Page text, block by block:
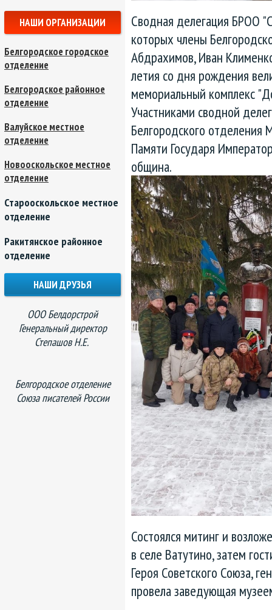
Сводная делегация БРОО
которых члены
Абдрахимов, Иван
летия со дня рождения
мемориальный комплекс
Участниками сводной
Белгородского отделения
Памяти Государя
община.
Состоялся митинг и
в селе Ватутино, затем
Героя Советского Союза,
провела заведующая
НАШИ ОРГАНИЗАЦИИ
Белгородское городское
отделение
Белгородское районное
отделение
Валуйское местное
отделение
Новооскольское местное
отделение
Старооскольское местное
отделение
Ракитянское районное
отделение
НАШИ ДРУЗЬЯ
ООО Белдорстрой
Генеральный директор
Степашов Н.Е.
Белгородское отделение
Союза писателей России